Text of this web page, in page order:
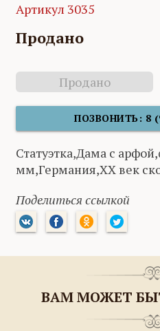
Артикул 3035
Продано
Продано
ПОЗВОНИТЬ: 8
Статуэтка,Дама с
мм,Германия,XX век
Поделиться ссылкой
ВАМ МОЖЕТ